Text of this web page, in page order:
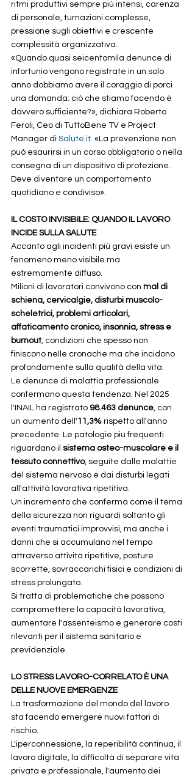
ritmi produttivi sempre più intensi, carenza
di personale, turnazioni complesse,
pressione sugli obiettivi e crescente
complessità organizzativa.
«Quando quasi seicentomila denunce di
infortunio vengono registrate in un solo
anno dobbiamo avere il coraggio di porci
una domanda: ciò che stiamo facendo è
davvero sufficiente?», dichiara Roberto
Feroli, Ceo di TuttoBene TV e Project
Manager di Salute.it . «La prevenzione non
può esaurirsi in un corso obbligatorio o nella
consegna di un dispositivo di protezione.
Deve diventare un comportamento
quotidiano e condiviso».
IL COSTO INVISIBILE: QUANDO IL LAVORO
INCIDE SULLA SALUTE
Accanto agli incidenti più gravi esiste un
fenomeno meno visibile ma
estremamente diffuso.
Milioni di lavoratori convivono con mal di
schiena, cervicalgie, disturbi muscolo-
scheletrici, problemi articolari,
affaticamento cronico, insonnia, stress e
burnout, condizioni che spesso non
finiscono nelle cronache ma che incidono
profondamente sulla qualità della vita.
Le denunce di malattia professionale
confermano questa tendenza. Nel 2025
l'INAIL ha registrato 98.463 denunce , con
un aumento dell' 11,3% rispetto all'anno
precedente. Le patologie più frequenti
riguardano il sistema osteo-muscolare e il
tessuto connettivo, seguite dalle malattie
del sistema nervoso e dai disturbi legati
all'attività lavorativa ripetitiva.
Un incremento che conferma come il tema
della sicurezza non riguardi soltanto gli
eventi traumatici improvvisi, ma anche i
danni che si accumulano nel tempo
attraverso attività ripetitive, posture
scorrette, sovraccarichi fisici e condizioni di
stress prolungato.
Si tratta di problematiche che possono
compromettere la capacità lavorativa,
aumentare l'assenteismo e generare costi
rilevanti per il sistema sanitario e
previdenziale.
LO STRESS LAVORO-CORRELATO È UNA
DELLE NUOVE EMERGENZE
La trasformazione del mondo del lavoro
sta facendo emergere nuovi fattori di
rischio.
L'iperconnessione, la reperibilità continua, il
lavoro digitale, la difficoltà di separare vita
privata e professionale, l'aumento dei